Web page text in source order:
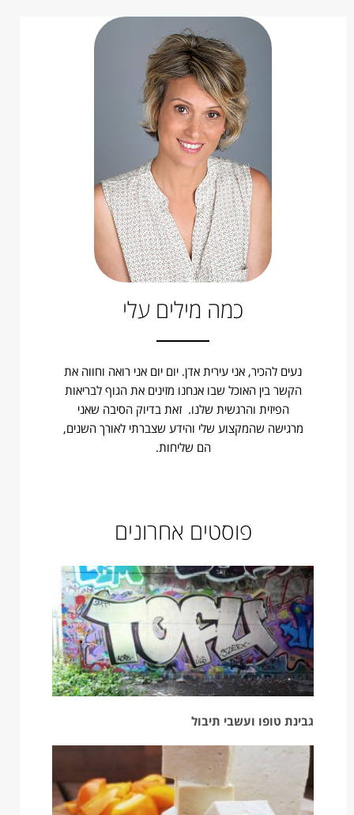
כמה מילים עלי
נעים להכיר, אני עירית אדן. יום יום אני רואה וחווה את
הקשר בין האוכל שבו אנחנו מזינים את הגוף לבריאות
הפיזית והרגשית שלנו. זאת בדיוק הסיבה שאני
מרגישה שהמקצוע שלי והידע שצברתי לאורך השנים,
הם שליחות.
פוסטים אחרונים
גבינת טופו ועשבי תיבול